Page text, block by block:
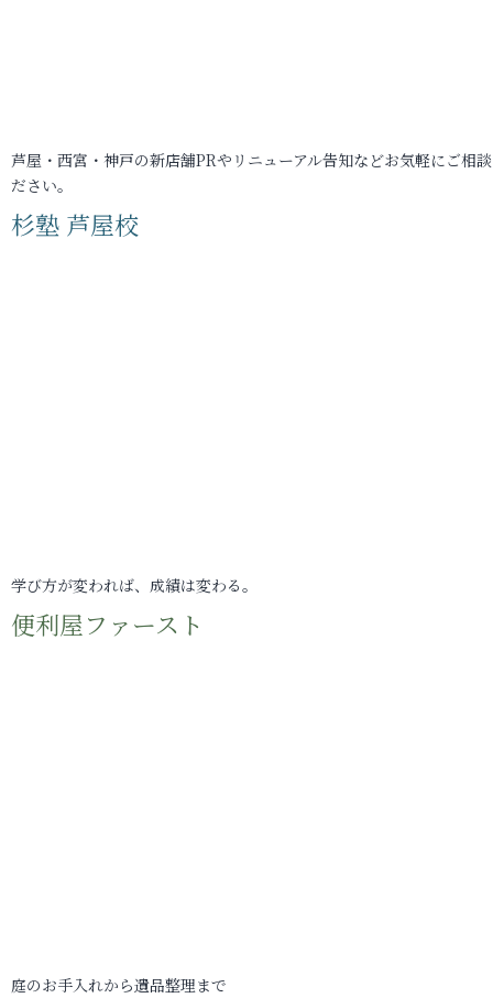
芦屋・西宮・神戸の新店舗PRやリニューアル告知などお気軽にご相
ださい。
杉塾 芦屋校
学び方が変われば、成績は変わる。
便利屋ファースト
庭のお手入れから遺品整理まで